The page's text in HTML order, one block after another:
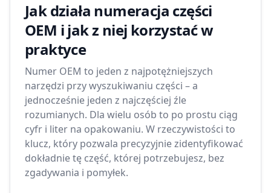
Jak działa numeracja części
OEM i jak z niej korzystać w
praktyce
Numer OEM to jeden z najpotężniejszych
narzędzi przy wyszukiwaniu części – a
jednocześnie jeden z najczęściej źle
rozumianych. Dla wielu osób to po prostu ciąg
cyfr i liter na opakowaniu. W rzeczywistości to
klucz, który pozwala precyzyjnie zidentyfikować
dokładnie tę część, której potrzebujesz, bez
zgadywania i pomyłek.